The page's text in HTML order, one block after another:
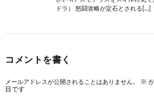
ドラ） 怒闘攻略が定石とされる[…]
コメントを書く
メールアドレスが公開されることはありません。 ※
目です